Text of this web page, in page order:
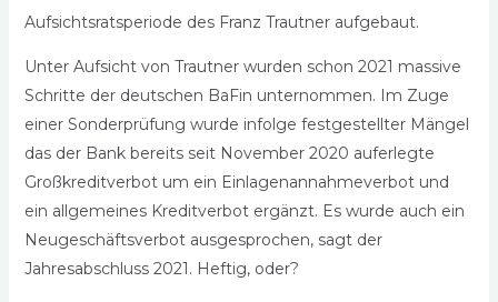
Aufsichtsratsperiode des Franz Trautner aufgebaut.
Unter Aufsicht von Trautner wurden schon 2021 massive
Schritte der deutschen BaFin unternommen. Im Zuge
einer Sonderprüfung wurde infolge festgestellter Mängel
das der Bank bereits seit November 2020 auferlegte
Großkreditverbot um ein Einlagenannahmeverbot und
ein allgemeines Kreditverbot ergänzt. Es wurde auch ein
Neugeschäftsverbot ausgesprochen, sagt der
Jahresabschluss 2021. Heftig, oder?